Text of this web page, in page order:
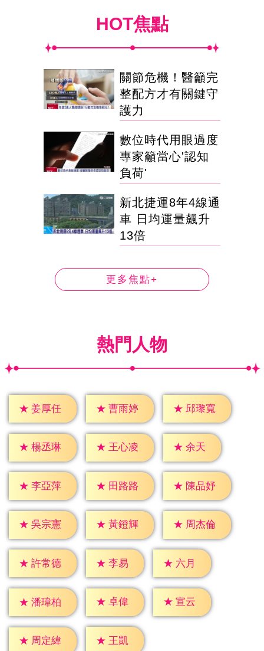
HOT焦點
關節危機！醫籲完
整配方才有關鍵守
護力
數位時代用眼過度
專家籲當心'認知
負荷'
新北捷運8年4線通
車 日均運量飆升
13倍
更多焦點+
熱門人物
★ 姜厚任 ★ 曹雨婷 ★ 邱瓈寬
★ 楊丞琳 ★ 王心凌 ★ 余天
★ 李亞萍 ★ 田路路 ★ 陳品妤
★ 吳宗憲 ★ 黃鐙輝 ★ 周杰倫
★ 許常德 ★ 李易 ★ 六月
★ 潘瑋柏 ★ 卓偉 ★ 宣云
★ 周定緯 ★ 王凱